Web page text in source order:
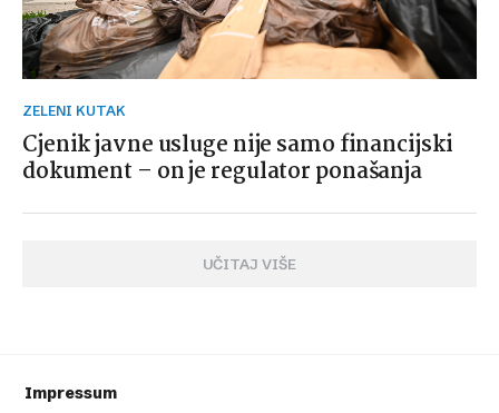
ZELENI KUTAK
Cjenik javne usluge nije samo financijski
dokument – on je regulator ponašanja
UČITAJ VIŠE
Impressum